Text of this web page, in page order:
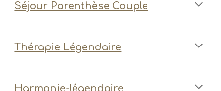
Séjour Parenthèse Couple
Thérapie Légendaire
Harmonie-légendaire